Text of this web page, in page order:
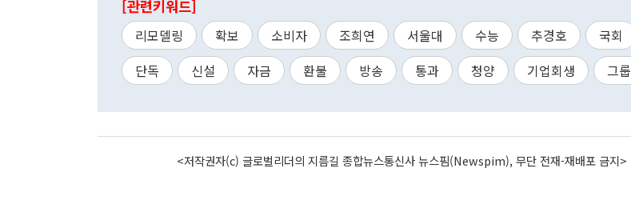
[관련키워드]
리모델링 확보 소비자 조희연 서울대 수능 추경호
국회
단독
신설 자금 환불 방송 통과 청양 기업회생 그룹
<저작권자(c) 글로벌리더의 지름길 종합뉴스통신사 뉴스핌(Newspim), 무단 전재-재배포 금지>